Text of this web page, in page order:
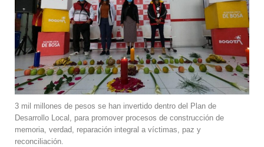
3 mil millones de pesos se han invertido dentro del Plan de
Desarrollo Local, para promover procesos de construcción de
memoria, verdad, reparación integral a víctimas, paz y
reconciliación.